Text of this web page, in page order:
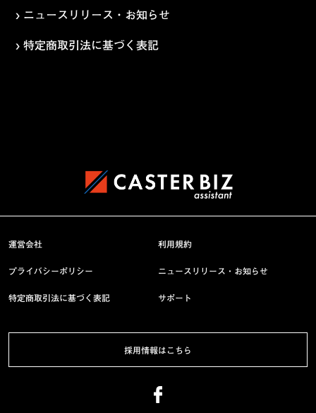
› ニュースリリース・お知らせ
› 特定商取引法に基づく表記
運営会社 利用規約
プライバシーポリシー ニュースリリース・お知らせ
特定商取引法に基づく表記 サポート
採用情報はこちら